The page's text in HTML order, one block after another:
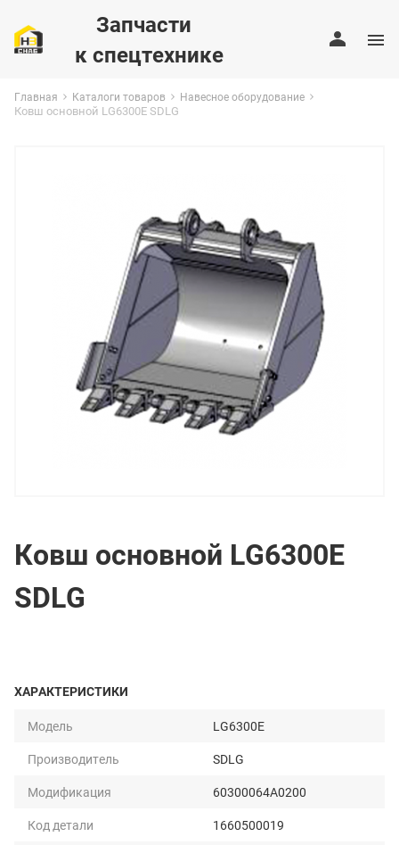
Запчасти
к спецтехнике
Главная Каталоги товаров Навесное оборудование
Ковш основной LG6300E SDLG
Ковш основной LG6300E
SDLG
ХАРАКТЕРИСТИКИ
Модель
LG6300E
Производитель
SDLG
Модификация
60300064A0200
Код детали
1660500019